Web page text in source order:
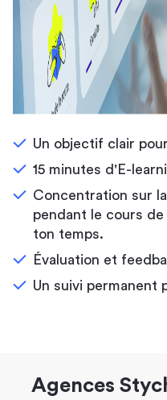
Un objectif clair
15 minutes d'E-
Concentration sur
pendant le cours
ton temps.
Évaluation et
Un suivi permanent
Agences